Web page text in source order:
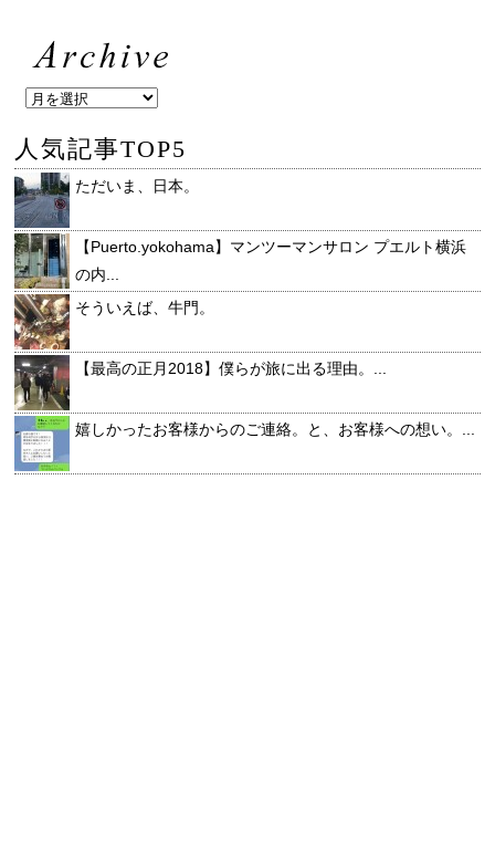
人気記事TOP5
ただいま、日本。
【Puerto.yokohama】マンツーマンサロン プエルト横浜
の内...
そういえば、牛門。
【最高の正月2018】僕らが旅に出る理由。...
嬉しかったお客様からのご連絡。と、お客様への想い。...